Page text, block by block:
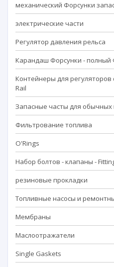
механический Форсунки
электрические части
Регулятор давления рельса
Карандаш Форсунки - полный
Контейнеры для
Rail
Запасные часты для обычных
Фильтрование топлива
O'Rings
Набор болтов - клапаны -
резиновые прокладки
Топливные насосы и
Мембраны
Маслоотражатели
Single Gaskets